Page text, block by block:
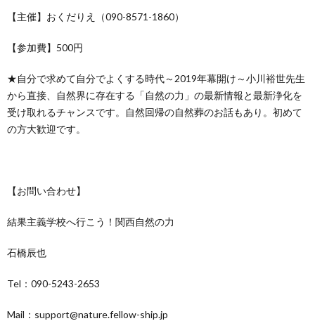
【主催】おくだりえ（090-8571-1860）
【参加費】500円
★自分で求めて自分でよくする時代～2019年幕開け～小川裕世先生
から直接、自然界に存在する「自然の力」の最新情報と最新浄化を
受け取れるチャンスです。自然回帰の自然葬のお話もあり。初めて
の方大歓迎です。
【お問い合わせ】
結果主義学校へ行こう！関西自然の力
石橋辰也
Tel：090-5243-2653
Mail：support@nature.fellow-ship.jp